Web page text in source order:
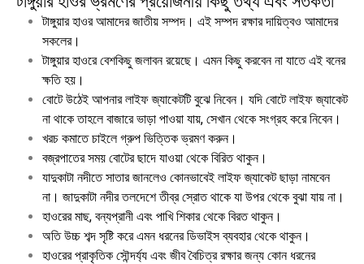
টাঙ্গুয়ার হাওর আমাদের জাতীয় সম্পদ। এই সম্পদ রক্ষার দায়িত্বও আমাদের
সকলের।
টাঙ্গুয়ার হাওরে বেশকিছু জলাবন রয়েছে। এমন কিছু করবেন না যাতে এই বনের
ক্ষতি হয়।
বোটে উঠেই আপনার লাইফ জ্যাকেটটি বুঝে নিবেন। যদি বোটে লাইফ জ্যাকেট
না থাকে তাহলে বাজারে ভাড়া পাওয়া যায়, সেখান থেকে সংগ্রহ করে নিবেন।
খরচ কমাতে চাইলে গ্রুপ ভিত্তিক ভ্রমণ করুন।
বজ্রপাতের সময় বোটের ছাদে যাওয়া থেকে বিরিত থাকুন।
যাদুকাটা নদীতে সাতার জানলেও কোনভাবেই লাইফ জ্যাকেট ছাড়া নামবেন
না। জাদুকাটা নদীর তলদেশে তীব্র স্রোত থাকে যা উপর থেকে বুঝা যায় না।
হাওরের মাছ, বন্যপ্রানী এবং পাখি শিকার থেকে বিরত থাকুন।
অতি উচ্চ শব্দ সৃষ্টি করে এমন ধরনের ডিভাইস ব্যবহার থেকে থাকুন।
হাওরের প্রাকৃতিক সৌন্দর্য্য এবং জীব বৈচিত্র রক্ষার জন্য কোন ধরনের